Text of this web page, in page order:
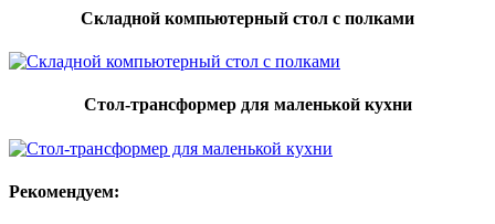
Складной компьютерный стол с полками
Стол-трансформер для маленькой кухни
Рекомендуем: